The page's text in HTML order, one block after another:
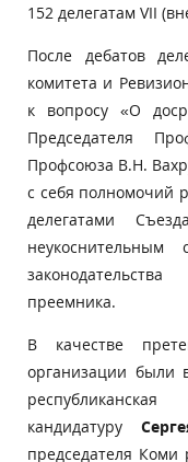
152 делегатам VII
После дебатов
комитета и
к вопросу «О
Председателя
Профсоюза В.Н.
с себя полномочий
делегатами
преемника.
В качестве
организации были
кандидатуру
председателя Коми